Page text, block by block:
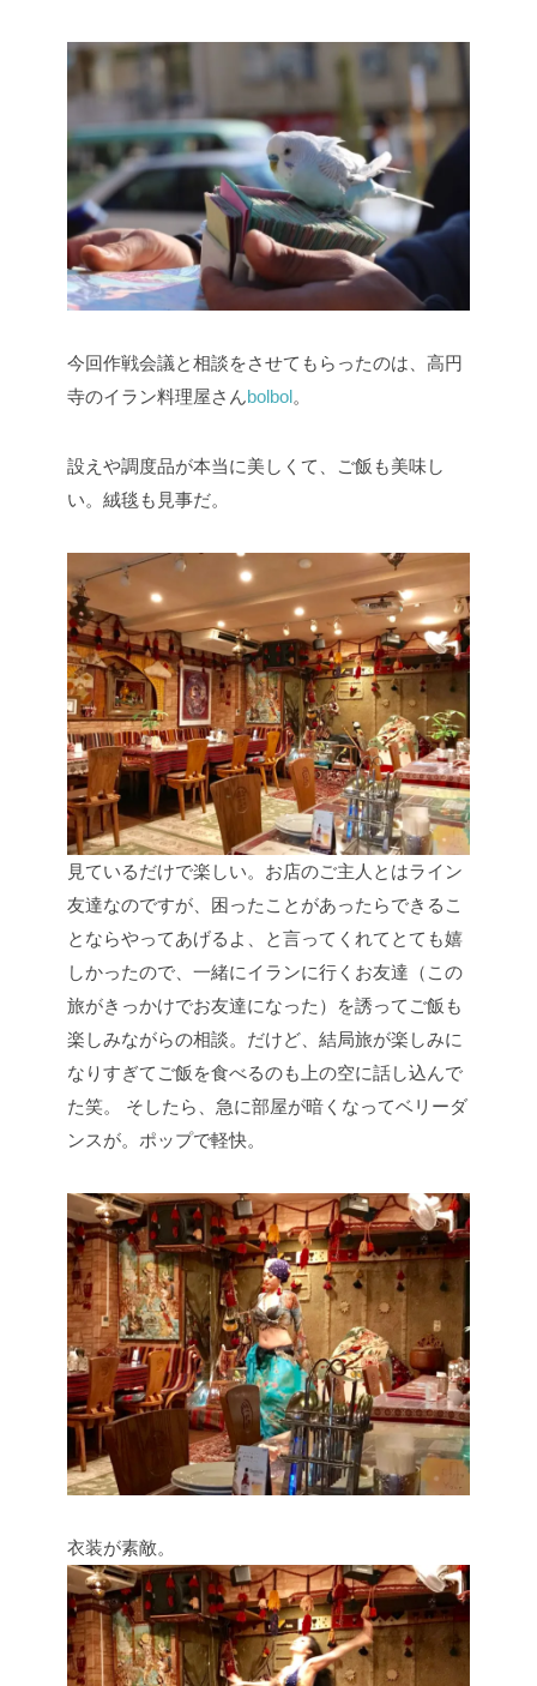
今回作戦会議と相談をさせてもらったのは、高円
寺のイラン料理屋さんbolbol。
設えや調度品が本当に美しくて、ご飯も美味し
い。絨毯も見事だ。
見ているだけで楽しい。お店のご主人とはライン
友達なのですが、困ったことがあったらできるこ
とならやってあげるよ、と言ってくれてとても嬉
しかったので、一緒にイランに行くお友達（この
旅がきっかけでお友達になった）を誘ってご飯も
楽しみながらの相談。だけど、結局旅が楽しみに
なりすぎてご飯を食べるのも上の空に話し込んで
た笑。
そしたら、急に部屋が暗くなってベリーダ
ンスが。ポップで軽快。
衣装が素敵。